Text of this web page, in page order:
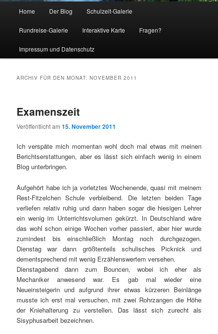
Zum Inhalt wechseln
Zum sekundären Inhalt wechseln
Home Der Blog Schulzeit-Galerie
Rundreise-Galerie Interaktive Karte Fragen?
Impressum und Datenschutz
ARCHIV FÜR DEN MONAT:NOVEMBER 2011
Examenszeit
Veröffentlicht am15. November 2011
Ich verspäte mich momentan wohl doch mal etwas mit meinen
Berichtserstattungen, aber es lässt sich einfach wenig in einem
Blog unterbringen.
Aufgehört habe ich ja vorletztes Wochenende, quasi mit meinem
Rest-Fitzelchen Schule verbleibend. Die letzten beiden Tage
verliefen relativ ruhig und dann haben sogar die hiesigen Lehrer
ein wenig im Unterrichtsvolumen gekürzt. In Deutschland wäre
das wohl schon einige Wochen vorher passiert, aber hier wurde
zumindest bis einschließlich Montag noch durchgezogen.
Dienstag war dann größtenteils schulisches Picknick und
dementsprechend mit wenig Erzählenswertem versehen.
Dienstagabend dann zum Bouncen, wobei ich eher als
Mechaniker anwesend war. Es gab mal wieder eine
Neueinsteigerin und aufgrund ihrer etwas kürzeren Beinlänge
musste ich erst mal versuchen, mit zwei Rohrzangen die Höhe
der Kniehalterung zu verstellen. Das lässt sich zurecht als
Sisyphusarbeit bezeichnen.